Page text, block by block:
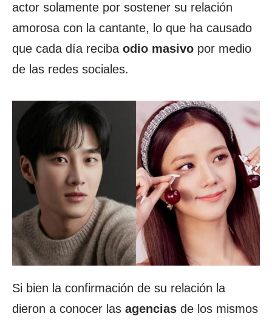
actor solamente por sostener su relación
amorosa con la cantante, lo que ha causado
que cada día reciba odio masivo por medio
de las redes sociales.
Si bien la confirmación de su relación la
dieron a conocer las agencias de los mismos